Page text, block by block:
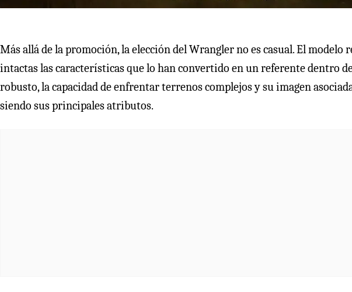
Más allá de la promoción, la elección del Wrangler no es casual. El modelo
intactas las características que lo han convertido en un referente dentro
robusto, la capacidad de enfrentar terrenos complejos y su imagen
siendo sus principales atributos.